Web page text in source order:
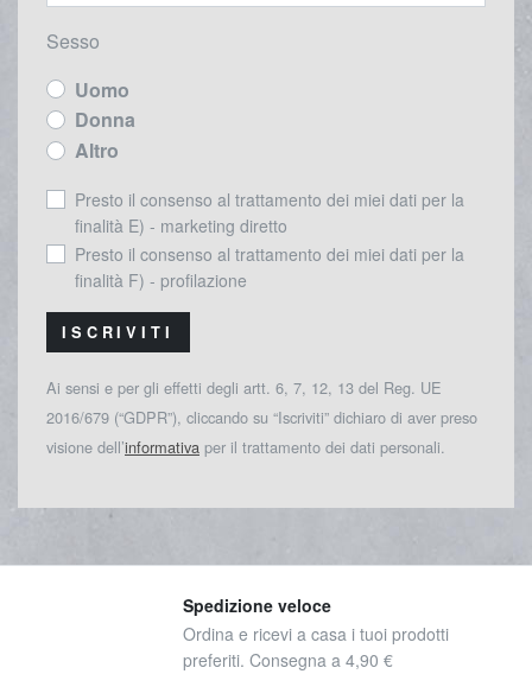
Sesso
Uomo
Donna
Altro
Presto il consenso al trattamento dei miei dati per la
finalità E) - marketing diretto
Presto il consenso al trattamento dei miei dati per la
finalità F) - profilazione
ISCRIVITI
Ai sensi e per gli effetti degli artt. 6, 7, 12, 13 del Reg. UE
2016/679 (“GDPR”), cliccando su “Iscriviti” dichiaro di aver preso
visione dell’informativa per il trattamento dei dati personali.
Spedizione veloce
Ordina e ricevi a casa i tuoi prodotti
preferiti. Consegna a 4,90 €